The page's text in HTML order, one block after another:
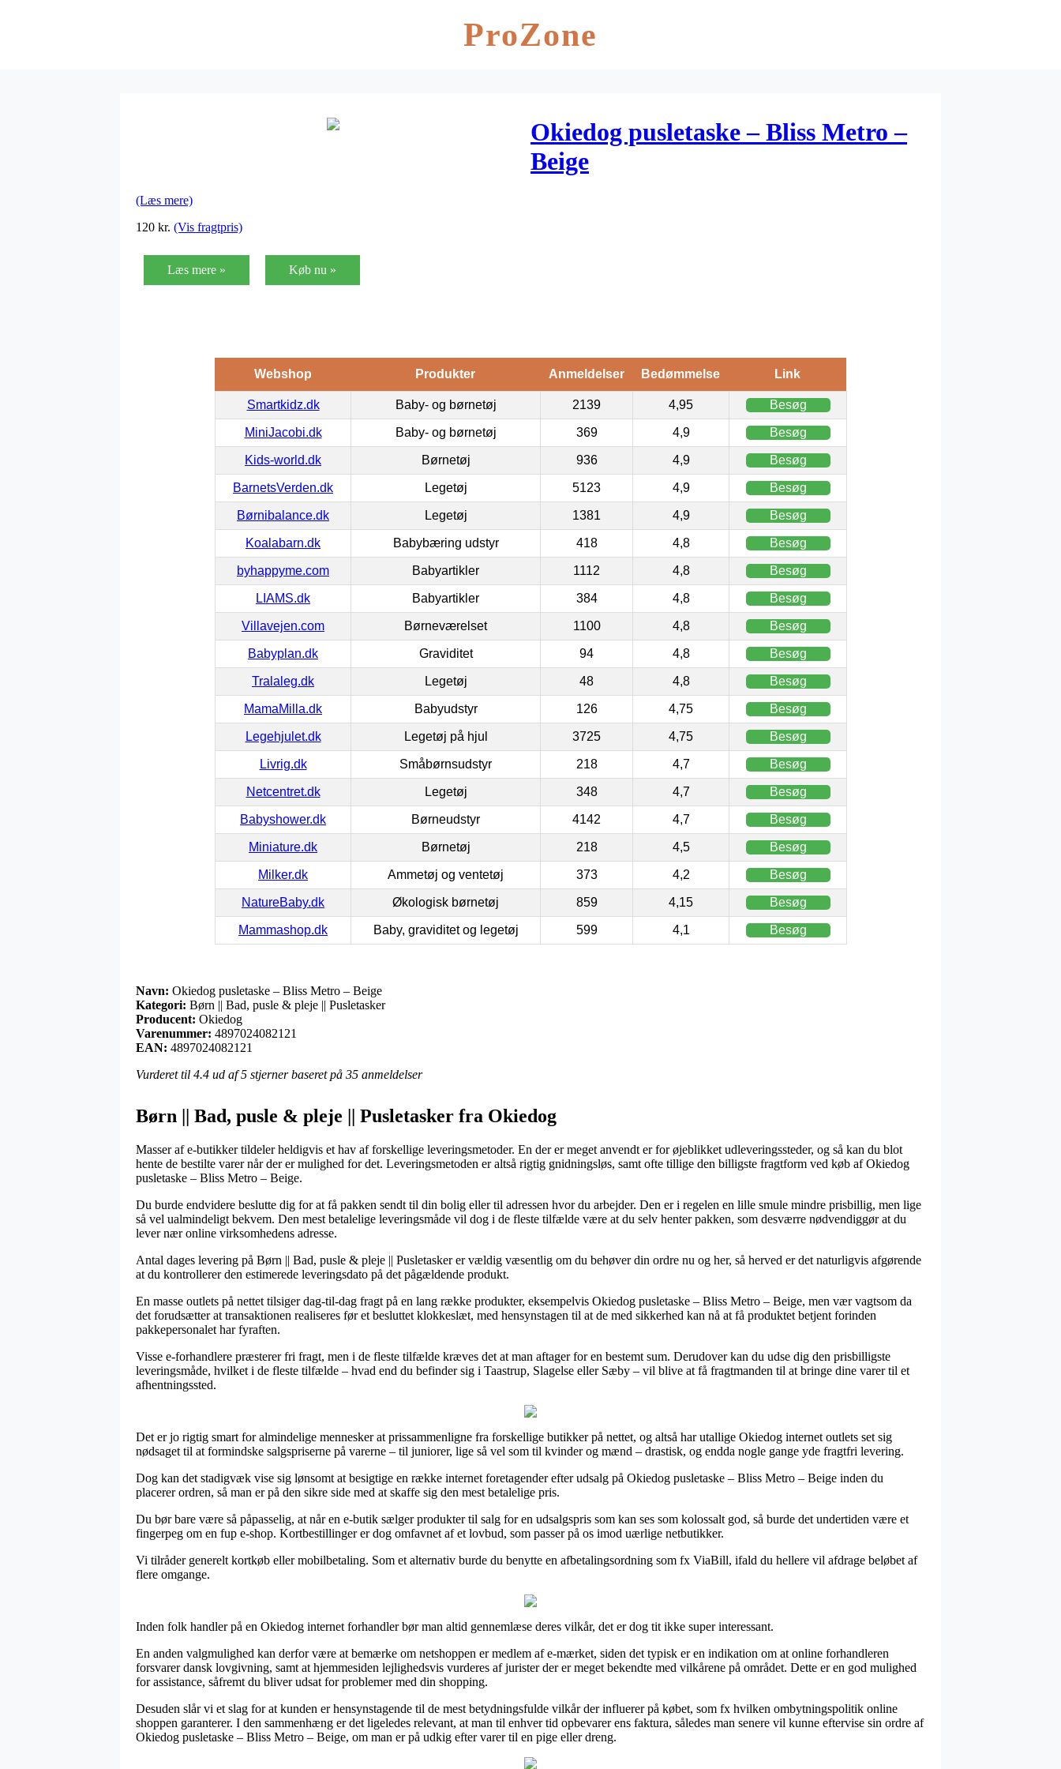
ProZone
Okiedog pusletaske – Bliss Metro –
Beige
(Læs mere)
120 kr. (Vis fragtpris)
Læs mere » Køb nu »
Webshop Produkter Anmeldelser Bedømmelse Link
Smartkidz.dk Baby- og børnetøj 2139 4,95 Besøg
MiniJacobi.dk Baby- og børnetøj 369 4,9 Besøg
Kids-world.dk Børnetøj 936 4,9 Besøg
BarnetsVerden.dk Legetøj 5123 4,9 Besøg
Børnibalance.dk Legetøj 1381 4,9 Besøg
Koalabarn.dk Babybæring udstyr 418 4,8 Besøg
byhappyme.com Babyartikler 1112 4,8 Besøg
LIAMS.dk Babyartikler 384 4,8 Besøg
Villavejen.com Børneværelset 1100 4,8 Besøg
Babyplan.dk Graviditet 94 4,8 Besøg
Tralaleg.dk Legetøj 48 4,8 Besøg
MamaMilla.dk Babyudstyr 126 4,75 Besøg
Legehjulet.dk Legetøj på hjul 3725 4,75 Besøg
Livrig.dk Småbørnsudstyr 218 4,7 Besøg
Netcentret.dk Legetøj 348 4,7 Besøg
Babyshower.dk Børneudstyr 4142 4,7 Besøg
Miniature.dk Børnetøj 218 4,5 Besøg
Milker.dk Ammetøj og ventetøj 373 4,2 Besøg
NatureBaby.dk Økologisk børnetøj 859 4,15 Besøg
Mammashop.dk Baby, graviditet og legetøj 599 4,1 Besøg
Navn: Okiedog pusletaske – Bliss Metro – Beige
Kategori: Børn || Bad, pusle & pleje || Pusletasker
Producent: Okiedog
Varenummer: 4897024082121
EAN: 4897024082121
Vurderet til 4.4 ud af 5 stjerner baseret på 35 anmeldelser
Børn || Bad, pusle & pleje || Pusletasker fra Okiedog
Masser af e-butikker tildeler heldigvis et hav af forskellige leveringsmetoder. En der er meget anvendt er for øjeblikket udleveringssteder, og så kan du blot
hente de bestilte varer når der er mulighed for det. Leveringsmetoden er altså rigtig gnidningsløs, samt ofte tillige den billigste fragtform ved køb af Okiedog
pusletaske – Bliss Metro – Beige.
Du burde endvidere beslutte dig for at få pakken sendt til din bolig eller til adressen hvor du arbejder. Den er i regelen en lille smule mindre prisbillig, men lige
så vel ualmindeligt bekvem. Den mest betalelige leveringsmåde vil dog i de fleste tilfælde være at du selv henter pakken, som desværre nødvendiggør at du
lever nær online virksomhedens adresse.
Antal dages levering på Børn || Bad, pusle & pleje || Pusletasker er vældig væsentlig om du behøver din ordre nu og her, så herved er det naturligvis afgørende
at du kontrollerer den estimerede leveringsdato på det pågældende produkt.
En masse outlets på nettet tilsiger dag-til-dag fragt på en lang række produkter, eksempelvis Okiedog pusletaske – Bliss Metro – Beige, men vær vagtsom da
det forudsætter at transaktionen realiseres før et besluttet klokkeslæt, med hensynstagen til at de med sikkerhed kan nå at få produktet betjent forinden
pakkepersonalet har fyraften.
Visse e-forhandlere præsterer fri fragt, men i de fleste tilfælde kræves det at man aftager for en bestemt sum. Derudover kan du udse dig den prisbilligste
leveringsmåde, hvilket i de fleste tilfælde – hvad end du befinder sig i Taastrup, Slagelse eller Sæby – vil blive at få fragtmanden til at bringe dine varer til et
afhentningssted.
Det er jo rigtig smart for almindelige mennesker at prissammenligne fra forskellige butikker på nettet, og altså har utallige Okiedog internet outlets set sig
nødsaget til at formindske salgspriserne på varerne – til juniorer, lige så vel som til kvinder og mænd – drastisk, og endda nogle gange yde fragtfri levering.
Dog kan det stadigvæk vise sig lønsomt at besigtige en række internet foretagender efter udsalg på Okiedog pusletaske – Bliss Metro – Beige inden du
placerer ordren, så man er på den sikre side med at skaffe sig den mest betalelige pris.
Du bør bare være så påpasselig, at når en e-butik sælger produkter til salg for en udsalgspris som kan ses som kolossalt god, så burde det undertiden være et
fingerpeg om en fup e-shop. Kortbestillinger er dog omfavnet af et lovbud, som passer på os imod uærlige netbutikker.
Vi tilråder generelt kortkøb eller mobilbetaling. Som et alternativ burde du benytte en afbetalingsordning som fx ViaBill, ifald du hellere vil afdrage beløbet af
flere omgange.
Inden folk handler på en Okiedog internet forhandler bør man altid gennemlæse deres vilkår, det er dog tit ikke super interessant.
En anden valgmulighed kan derfor være at bemærke om netshoppen er medlem af e-mærket, siden det typisk er en indikation om at online forhandleren
forsvarer dansk lovgivning, samt at hjemmesiden lejlighedsvis vurderes af jurister der er meget bekendte med vilkårene på området. Dette er en god mulighed
for assistance, såfremt du bliver udsat for problemer med din shopping.
Desuden slår vi et slag for at kunden er hensynstagende til de mest betydningsfulde vilkår der influerer på købet, som fx hvilken ombytningspolitik online
shoppen garanterer. I den sammenhæng er det ligeledes relevant, at man til enhver tid opbevarer ens faktura, således man senere vil kunne eftervise sin ordre af
Okiedog pusletaske – Bliss Metro – Beige, om man er på udkig efter varer til en pige eller dreng.